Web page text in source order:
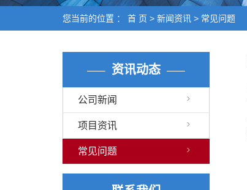
您当前的位置 ： 首 页 > 新闻资讯 > 常见问题
资讯动态
公司新闻
项目资讯
常见问题